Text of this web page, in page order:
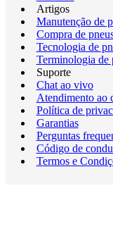
Artigos
Manutenção de
Compra de
Tecnologia de
Terminologia de
Suporte
Chat ao vivo
Atendimento ao
Política de
Garantias
Perguntas
Código de
Termos e